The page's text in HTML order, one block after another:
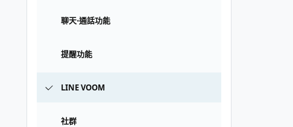
聊天⋅通話功能
提醒功能
LINE VOOM
社群